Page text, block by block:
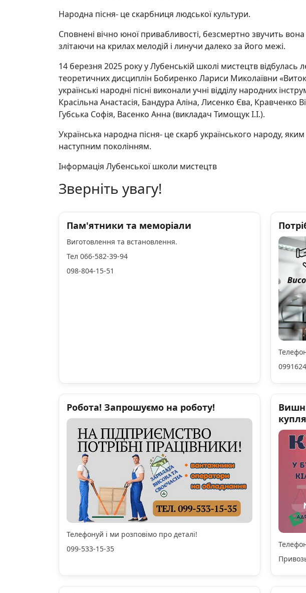
Народна пісня- це скарбниця людської культури.
Сповнені вічно юної привабливості, безсмертно звучить
злітаючи на крилах мелодій і линучи далеко за його межі.
14 березня 2025 року у Лубенській школі мистецтв відбулась
теоретичних дисциплін Бобиренко Лариси Миколаївни «Витоки
українські народні пісні виконали учні відділу народних
Красільна Анастасія, Бандура Аліна, Лисенко Єва, Кравченко
Губська Софія, Васенко Анна (викладач Тимощук І.І.).
Українська народна пісня- це скарб українського народу,
наступним поколінням.
Інформація Лубенської школи мистецтв
Зверніть увагу!
Пам'ятники та меморіали
Виготовлення та встановлення.
Тел 066-582-39-94
098-804-15-51
Робота! Запрошуємо на роботу!
Телефонуй і ми розповімо про деталі!
099-533-15-35